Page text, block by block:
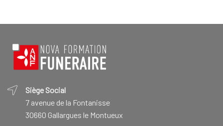
Siège Social
7 avenue de la Fontanisse
30660 Gallargues le Montueux